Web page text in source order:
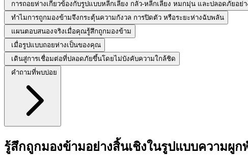
การถอยห่างเกี่ยวข้องกับรูปแบบหลีกเลี่ยง กลัว-หลีกเลี่ยง หมกมุ่น และปลอดภัยอย่า
ทำไมการถูกมองข้ามจึงกระตุ้นความกังวล การปิดตัว หรือระยะห่างฉับพลัน
แผนตอบสนองจริงเมื่อคุณรู้สึกถูกมองข้าม
เมื่อรูปแบบถอยห่างเป็นของคุณ
เดินสู่การเชื่อมต่อที่ปลอดภัยขึ้นโดยไม่บังคับความใกล้ชิด
คำถามที่พบบ่อย
รู้สึกถูกมองข้ามอย่างสิ้นเชิงในรูปแบบความผู